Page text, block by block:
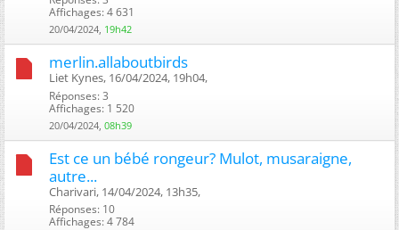
Affichages: 4 631
20/04/2024, 19h42
merlin.allaboutbirds
Liet Kynes, 16/04/2024, 19h04, ‎
Réponses: 3
Affichages: 1 520
20/04/2024, 08h39
Est ce un bébé rongeur? Mulot, musaraigne,
autre...
Charivari, 14/04/2024, 13h35, ‎
Réponses: 10
Affichages: 4 784